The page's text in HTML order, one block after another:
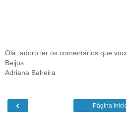
Olá, adoro ler os comentários que
Beijos
Adriana Balreira
‹ Página